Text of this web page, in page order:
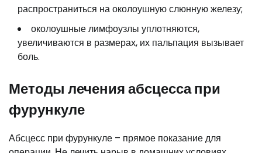
распространиться на околоушную слюнную железу;
околоушные лимфоузлы уплотняются,
увеличиваются в размерах, их пальпация вызывает
боль.
Методы лечения абсцесса при
фурункуле
Абсцесс при фурункуле – прямое показание для